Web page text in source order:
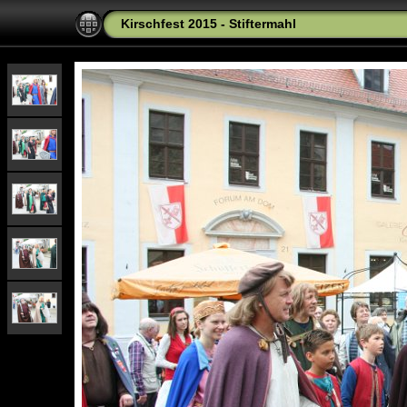
Kirschfest 2015 - Stiftermahl